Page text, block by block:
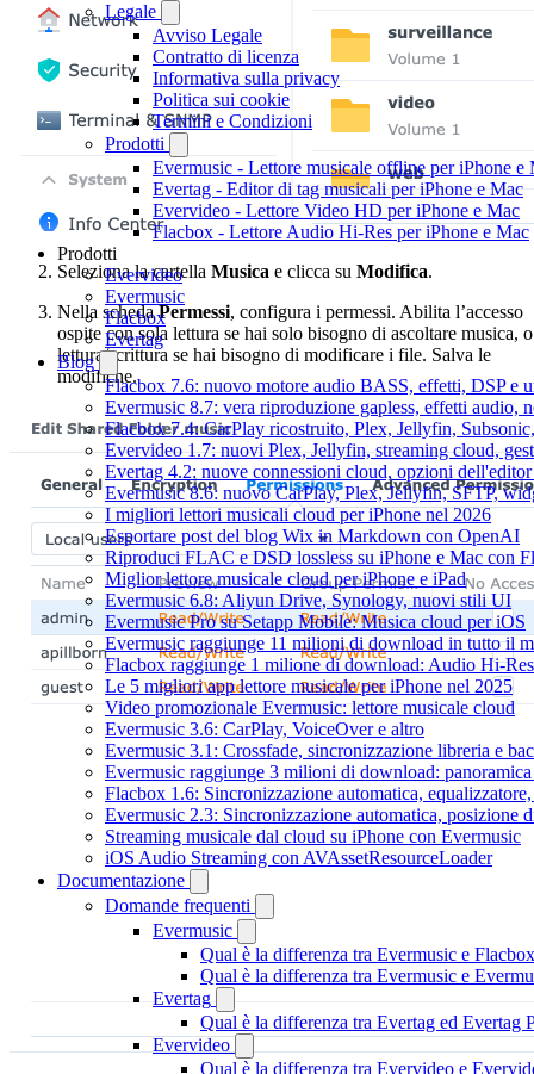
Legale
Avviso Legale
Contratto di licenza
Informativa sulla privacy
Politica sui cookie
Termini e Condizioni
Prodotti
Evermusic - Lettore musicale offline per iPhone e
Evertag - Editor di tag musicali per iPhone e Mac
Evervideo - Lettore Video HD per iPhone e Mac
Flacbox - Lettore Audio Hi-Res per iPhone e Mac
Prodotti
Evervideo
Evermusic
Flacbox
Evertag
Blog
Flacbox 7.6: nuovo motore audio BASS, effetti, DSP e
Evermusic 8.7: vera riproduzione gapless, effetti audio,
Flacbox 7.4: CarPlay ricostruito, Plex, Jellyfin,
Evervideo 1.7: nuovi Plex, Jellyfin, streaming cloud,
Evertag 4.2: nuove connessioni cloud, opzioni dell'editor
Evermusic 8.6: nuovo CarPlay, Plex, Jellyfin, SFTP,
I migliori lettori musicali cloud per iPhone nel 2026
Esportare post del blog Wix in Markdown con OpenAI
Riproduci FLAC e DSD lossless su iPhone e Mac con
Miglior lettore musicale cloud per iPhone e iPad
Evermusic 6.8: Aliyun Drive, Synology, nuovi stili UI
Evermusic Pro su Setapp Mobile: Musica cloud per iOS
Evermusic raggiunge 11 milioni di download in tutto il
Flacbox raggiunge 1 milione di download: Audio Hi-Res
Le 5 migliori app lettore musicale per iPhone nel 2025
Video promozionale Evermusic: lettore musicale cloud
Evermusic 3.6: CarPlay, VoiceOver e altro
Evermusic 3.1: Crossfade, sincronizzazione libreria e
Evermusic raggiunge 3 milioni di download:
Flacbox 1.6: Sincronizzazione automatica,
Evermusic 2.3: Sincronizzazione automatica, posizione
Streaming musicale dal cloud su iPhone con Evermusic
iOS Audio Streaming con AVAssetResourceLoader
Documentazione
Domande frequenti
Evermusic
Qual è la differenza tra Evermusic e Flacbox
Qual è la differenza tra Evermusic e
Evertag
Qual è la differenza tra Evertag ed Evertag
Evervideo
Qual è la differenza tra Evervideo e
Seleziona la cartella Musica e clicca su Modifica.
Nella schedaPermessi, configura i permessi. Abilita l’accesso
ospite con sola lettura se hai solo bisogno di ascoltare musica, o
lettura/scrittura se hai bisogno di modificare i file. Salva le
modifiche.